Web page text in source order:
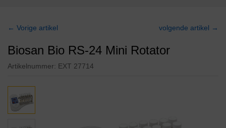
← Vorige artikel volgende artikel →
Biosan Bio RS-24 Mini Rotator
Artikelnummer: EXT 27714